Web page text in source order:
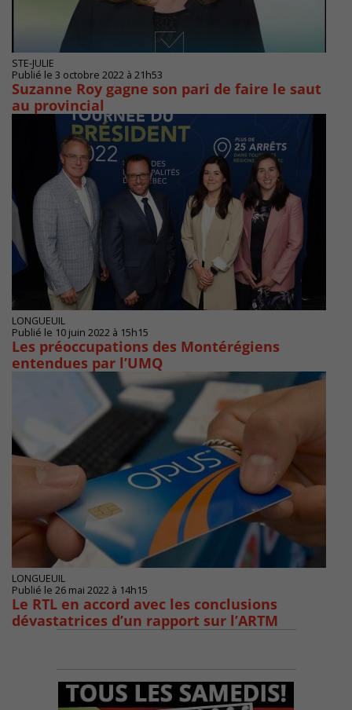
STE-JULIE
Publié le 3 octobre 2022 à 21h53
Suzanne Roy gagne son pari de faire le saut
au provincial
LONGUEUIL
Publié le 10 juin 2022 à 15h15
Les préoccupations des Montérégiens
entendues par l’UMQ
LONGUEUIL
Publié le 26 mai 2022 à 14h15
Le RTL en accord avec les conclusions
dévastatrices d’un rapport sur l’ARTM